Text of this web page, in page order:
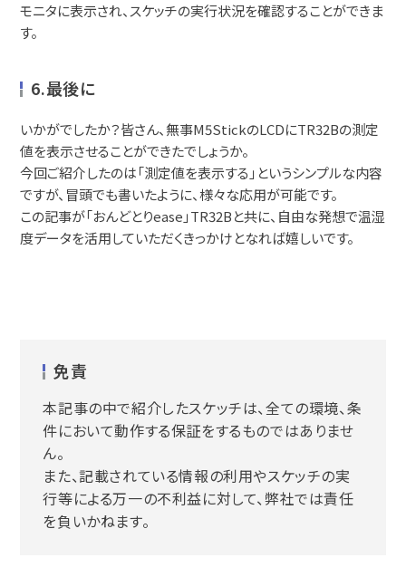
モニタに表示され、スケッチの実行状況を確認することができま
す。
6.最後に
いかがでしたか？皆さん、無事M5StickのLCDにTR32Bの測定
値を表示させることができたでしょうか。
今回ご紹介したのは「測定値を表示する」というシンプルな内容
ですが、冒頭でも書いたように、様々な応用が可能です。
この記事が「おんどとりease」TR32Bと共に、自由な発想で温湿
度データを活用していただくきっかけとなれば嬉しいです。
免責
本記事の中で紹介したスケッチは、全ての環境、条
件において動作する保証をするものではありませ
ん。
また、記載されている情報の利用やスケッチの実
行等による万一の不利益に対して、弊社では責任
を負いかねます。